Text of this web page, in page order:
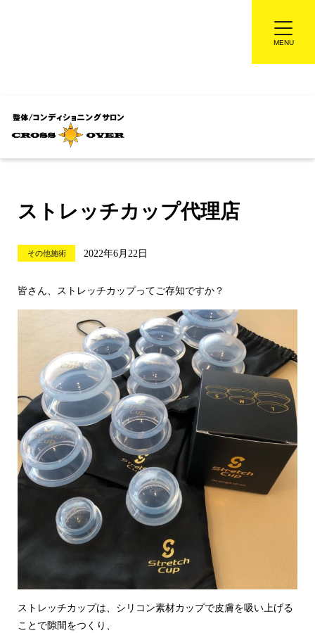
ストレッチカップ代理店
その他施術 2022年6月22日
皆さん、ストレッチカップってご存知ですか？
ストレッチカップは、シリコン素材カップで皮膚を吸い上げる
ことで隙間をつくり、